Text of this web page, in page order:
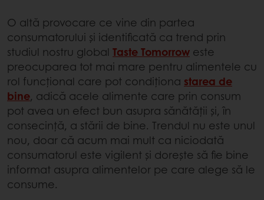
O altă provocare ce vine din partea
consumatorului și identificată ca trend prin
studiul nostru global Taste Tomorrow este
preocuparea tot mai mare pentru alimentele cu
rol funcțional care pot condiționa starea de
bine, adică acele alimente care prin consum
pot avea un efect bun asupra sănătății și, în
consecință, a stării de bine. Trendul nu este unul
nou, doar că acum mai mult ca niciodată
consumatorul este vigilent și dorește să fie bine
informat asupra alimentelor pe care alege să le
consume.